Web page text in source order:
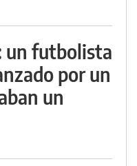
un futbolista
por un
un